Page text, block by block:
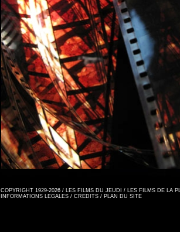
COPYRIGHT 1929-2026 / LES FILMS DU JEUDI / LES FILMS DE LA
INFORMATIONS LEGALES / CREDITS / PLAN DU SITE